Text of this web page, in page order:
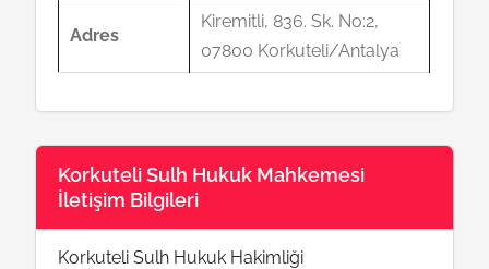
Adres
Kiremitli, 836. Sk. No:2,
07800 Korkuteli/Antalya
Korkuteli Sulh Hukuk Mahkemesi
İletişim Bilgileri
Korkuteli Sulh Hukuk Hakimliği